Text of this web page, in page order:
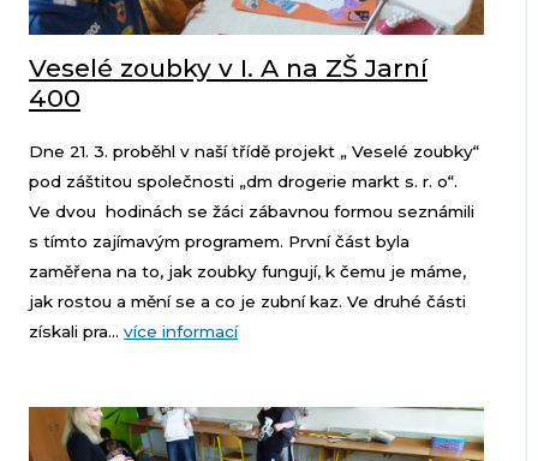
Veselé zoubky v I. A na ZŠ Jarní
400
Dne 21. 3. proběhl v naší třídě projekt „ Veselé zoubky“
pod záštitou společnosti „dm drogerie markt s. r. o“.
Ve dvou hodinách se žáci zábavnou formou seznámili
s tímto zajímavým programem. První část byla
zaměřena na to, jak zoubky fungují, k čemu je máme,
jak rostou a mění se a co je zubní kaz. Ve druhé části
získali pra... více informací